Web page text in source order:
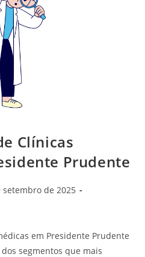
Clínicas
Prudente
setembro de 2025
em Presidente Prudente
segmentos que mais